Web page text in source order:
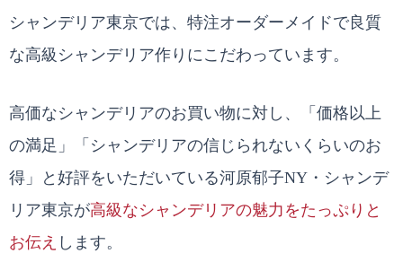
シャンデリア東京では、特注オーダーメイドで良質
な高級シャンデリア作りにこだわっています。
高価なシャンデリアのお買い物に対し、「価格以上
の満足」「シャンデリアの信じられないくらいのお
得」と好評をいただいている河原郁子NY・シャンデ
リア東京が高級なシャンデリアの魅力をたっぷりと
お伝え します。